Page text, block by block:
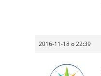
2016-11-18 o 22:39